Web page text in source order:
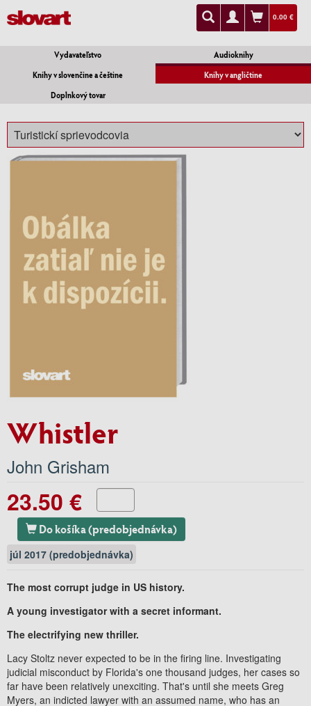
0.00 €
Vydavateľstvo
Audioknihy
Knihy v slovenčine a češtine
Knihy v angličtine
Doplnkový tovar
Whistler
John Grisham
23.50 €
Do košíka (predobjednávka)
júl 2017 (predobjednávka)
The most corrupt judge in US history.
A young investigator with a secret informant.
The electrifying new thriller.
Lacy Stoltz never expected to be in the firing line. Investigating
judicial misconduct by Florida's one thousand judges, her cases so
far have been relatively unexciting. That's until she meets Greg
Myers, an indicted lawyer with an assumed name, who has an